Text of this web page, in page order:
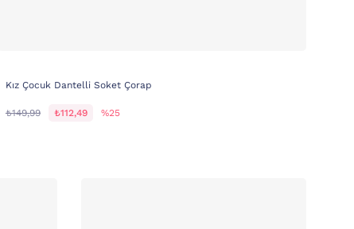
Kız Çocuk Dantelli Soket Çorap
₺149,99 ₺112,49 %25